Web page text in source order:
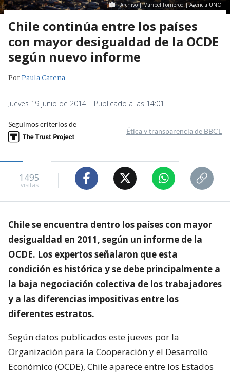
Archivo | Maribel Fornerod | Agencia UNO
Chile continúa entre los países
con mayor desigualdad de la OCDE
según nuevo informe
PorPaula Catena
Jueves 19 junio de 2014 | Publicado a las 14:01
Seguimos criterios de
Ética y transparencia de BBCL
1495
visitas
Chile se encuentra dentro los países con mayor
desigualdad en 2011, según un informe de la
OCDE. Los expertos señalaron que esta
condición es histórica y se debe principalmente a
la baja negociación colectiva de los trabajadores
y a las diferencias impositivas entre los
diferentes estratos.
Según datos publicados este jueves por la
Organización para la Cooperación y el Desarrollo
Económico (OCDE), Chile aparece entre los Estados